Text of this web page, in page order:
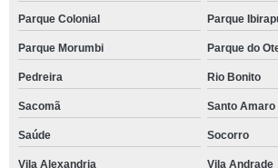
Parque Colonial Parque
Parque Morumbi Parque do
Pedreira Rio Bonito
Sacomã Santo Amaro
Saúde Socorro
Vila Alexandria Vila Andrade